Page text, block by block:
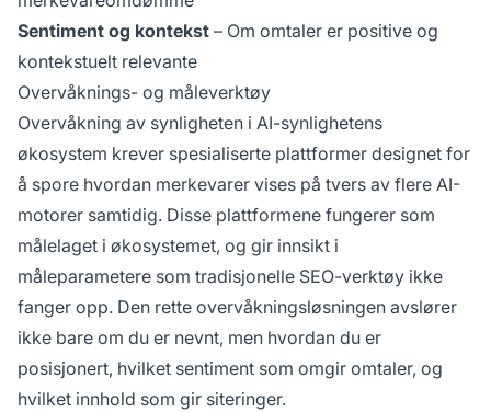
Sentiment og kontekst – Om omtaler er positive og
kontekstuelt relevante
Overvåknings- og måleverktøy
Overvåkning av synligheten i AI-synlighetens
økosystem krever spesialiserte plattformer designet for
å spore hvordan merkevarer vises på tvers av flere AI-
motorer samtidig. Disse plattformene fungerer som
målelaget i økosystemet, og gir innsikt i
måleparametere som tradisjonelle SEO-verktøy ikke
fanger opp. Den rette overvåkningsløsningen avslører
ikke bare om du er nevnt, men hvordan du er
posisjonert, hvilket sentiment som omgir omtaler, og
hvilket innhold som gir siteringer.